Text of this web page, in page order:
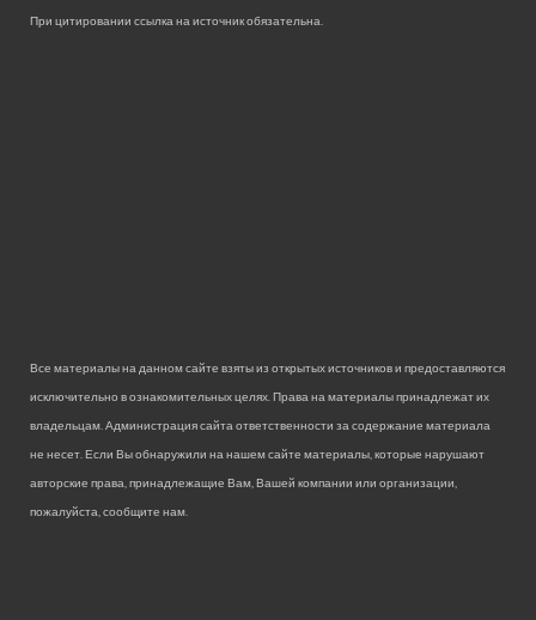
При цитировании ссылка на источник обязательна.
Все материалы на данном сайте взяты из открытых источников и предоставляются
исключительно в ознакомительных целях. Права на материалы принадлежат их
владельцам. Администрация сайта ответственности за содержание материала
не несет. Если Вы обнаружили на нашем сайте материалы, которые нарушают
авторские права, принадлежащие Вам, Вашей компании или организации,
пожалуйста, сообщите нам.